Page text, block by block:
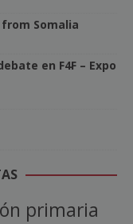
Somalia
en F4F – Expo
primaria